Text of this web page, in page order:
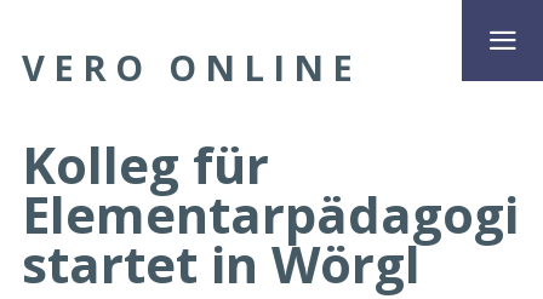
VERO ONLINE
Kolleg für
startet in Wörgl